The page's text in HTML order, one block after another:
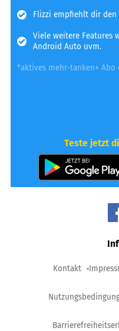
Flizzi empfiehlt dir
Viele weitere Features
Android Auto uvm.
*aktives mehr-tanken+ Abo
Teste jetzt
Kontakt